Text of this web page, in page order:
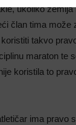
ukoliko
član tima može
takvo
maraton te
koristila to
ima pravo